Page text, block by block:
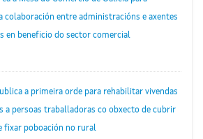
colaboración entre administracións e axentes
en beneficio do sector comercial
a primeira orde para rehabilitar vivendas
a persoas traballadoras co obxecto de cubrir
fixar poboación no rural